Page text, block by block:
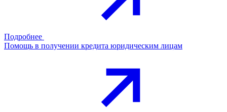
Подробнее
Помощь в получении кредита юридическим лицам